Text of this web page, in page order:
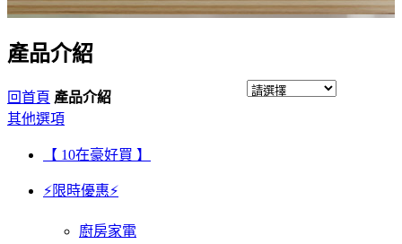
產品介紹
回首頁 產品介紹
其他選項
【 10在豪好買 】
⚡限時優惠⚡
廚房家電